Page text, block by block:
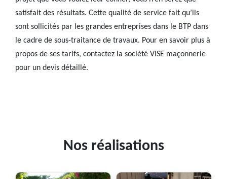
satisfait des résultats. Cette qualité de service fait qu’ils
sont sollicités par les grandes entreprises dans le BTP dans
le cadre de sous-traitance de travaux. Pour en savoir plus à
propos de ses tarifs, contactez la société VISE maçonnerie
pour un devis détaillé.
Nos réalisations